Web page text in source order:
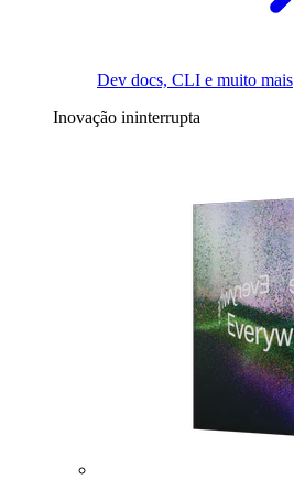
Dev docs, CLI e muito mais
Inovação ininterrupta